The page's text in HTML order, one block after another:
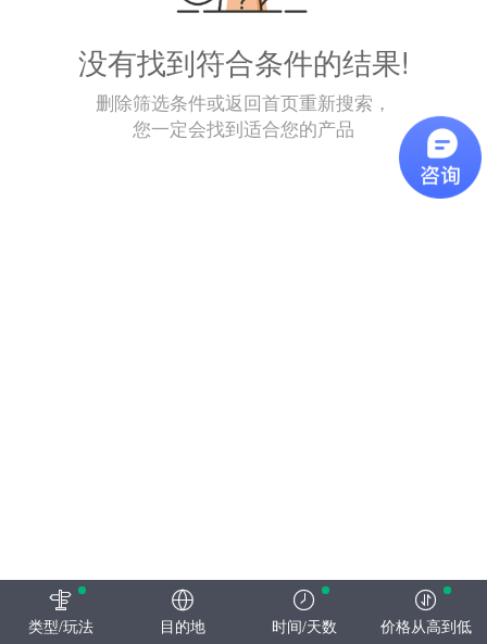
没有找到符合条件的结果!
删除筛选条件或返回首页重新搜索，
您一定会找到适合您的产品
类型/玩法 目的地 时间/天数 价格从高到低